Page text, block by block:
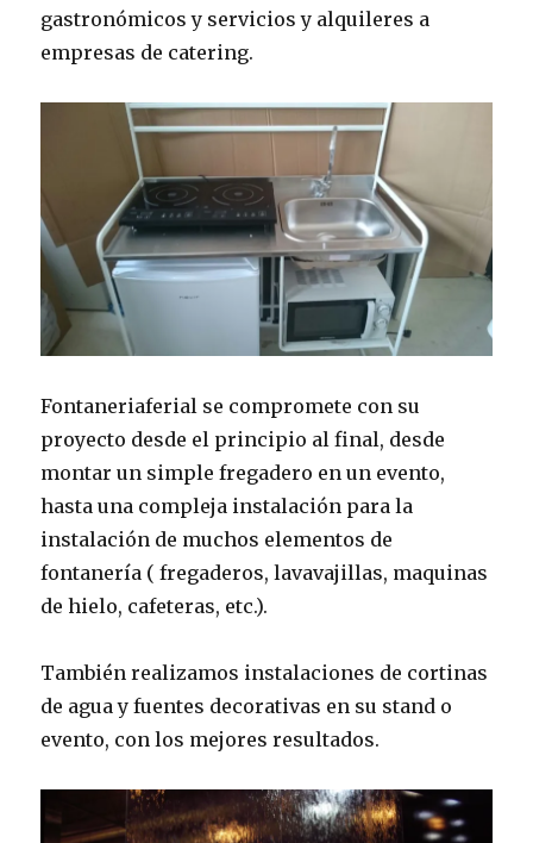
gastronómicos y servicios y alquileres a
empresas de catering.
Fontaneriaferial se compromete con su
proyecto desde el principio al final, desde
montar un simple fregadero en un evento,
hasta una compleja instalación para la
instalación de muchos elementos de
fontanería ( fregaderos, lavavajillas, maquinas
de hielo, cafeteras, etc.).
También realizamos instalaciones de cortinas
de agua y fuentes decorativas en su stand o
evento, con los mejores resultados.